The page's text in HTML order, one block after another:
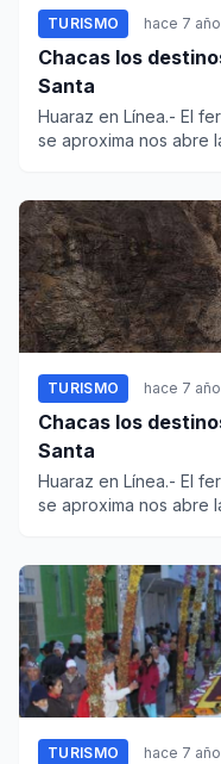
TURISMO hace 7
Chacas los destinos imperdibles para Semana
Santa
Huaraz en Línea.- El
se aproxima nos abre
TURISMO hace 7
Chacas los destinos imperdibles para Semana
Santa
Huaraz en Línea.- El
se aproxima nos abre
TURISMO hace 7